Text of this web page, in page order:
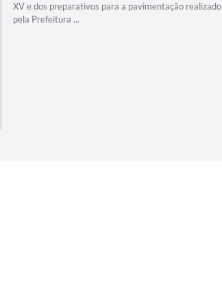
XV e dos preparativos para a pavimentação realizado
pela Prefeitura ...